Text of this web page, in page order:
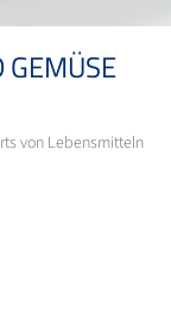
von Lebensmitteln